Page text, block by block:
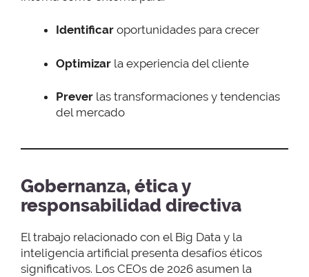
Identificar oportunidades para crecer
Optimizar la experiencia del cliente
Prever las transformaciones y tendencias
del mercado
Gobernanza, ética y
responsabilidad directiva
El trabajo relacionado con el Big Data y la
inteligencia artificial presenta desafíos éticos
significativos. Los CEOs de 2026 asumen la